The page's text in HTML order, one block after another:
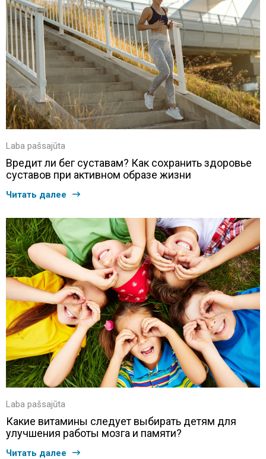
Laba pašsajūta
Вредит ли бег суставам? Как сохранить здоровье
суставов при активном образе жизни
Читать далее
Laba pašsajūta
Какие витамины следует выбирать детям для
улучшения работы мозга и памяти?
Читать далее